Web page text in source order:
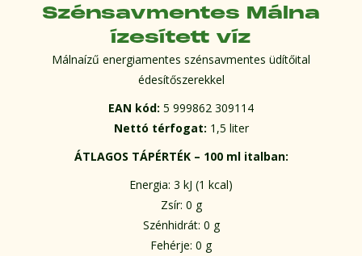
Szénsavmentes Málna
ízesített víz
Málnaízű energiamentes szénsavmentes üdítőital
édesítőszerekkel
EAN kód: 5 999862 309114
Nettó térfogat: 1,5 liter
ÁTLAGOS TÁPÉRTÉK – 100 ml italban:
Energia: 3 kJ (1 kcal)
Zsír: 0 g
Szénhidrát: 0 g
Fehérje: 0 g